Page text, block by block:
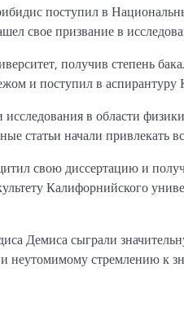
поступил в
свое призвание в
получив степень
и поступил в
в области
статьи начали привлекать
свою диссертацию и
Калифорнийского
Демиса сыграли
неутомимому стремлению к